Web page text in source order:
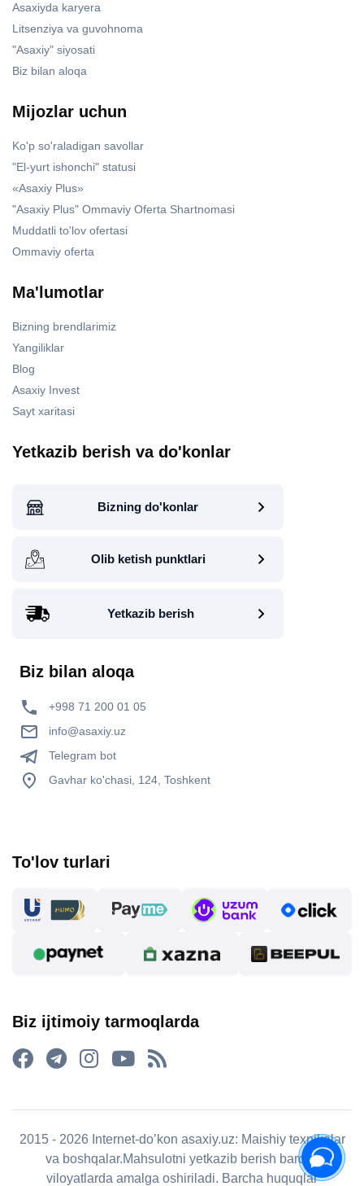
Asaxiyda karyera
Litsenziya va guvohnoma
"Asaxiy" siyosati
Biz bilan aloqa
Mijozlar uchun
Ko'p so'raladigan savollar
"El-yurt ishonchi" statusi
«Asaxiy Plus»
"Asaxiy Plus" Ommaviy Oferta Shartnomasi
Muddatli to'lov ofertasi
Ommaviy oferta
Ma'lumotlar
Bizning brendlarimiz
Yangiliklar
Blog
Asaxiy Invest
Sayt xaritasi
Yetkazib berish va do'konlar
Bizning do'konlar
Olib ketish punktlari
Yetkazib berish
Biz bilan aloqa
+998 71 200 01 05
info@asaxiy.uz
Telegram bot
Gavhar ko'chasi, 124, Toshkent
To'lov turlari
Biz ijtimoiy tarmoqlarda
2015 - 2026 Internet-do’kon asaxiy.uz: Maishiy texnikalar
va boshqalar.Mahsulotni yetkazib berish barcha
viloyatlarda amalga oshiriladi. Barcha huquqlar